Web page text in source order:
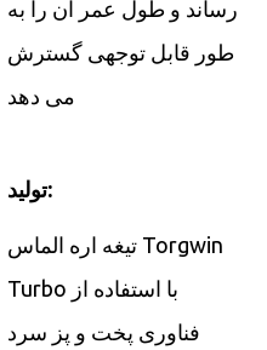
رساند و طول عمر آن را به
طور قابل توجهی گسترش
می دهد
تولید:
تیغه اره الماس Torgwin
Turbo با استفاده از
فناوری پخت و پز سرد